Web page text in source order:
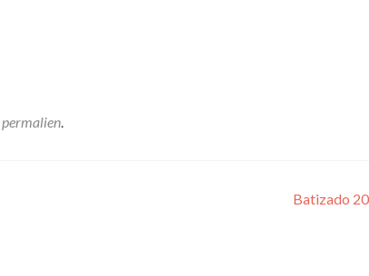
permalien.
Batizado